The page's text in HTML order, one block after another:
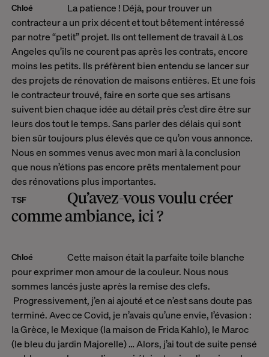
Chloé
La patience ! Déjà, pour trouver un
contracteur a un prix décent et tout bêtement intéressé
par notre “petit” projet. Ils ont tellement de travail à Los
Angeles qu’ils ne courent pas après les contrats, encore
moins les petits. Ils préfèrent bien entendu se lancer sur
des projets de rénovation de maisons entières. Et une fois
le contracteur trouvé, faire en sorte que ses artisans
suivent bien chaque idée au détail près c’est dire être sur
leurs dos tout le temps. Sans parler des délais qui sont
bien sûr toujours plus élevés que ce qu’on vous annonce.
Nous en sommes venus avec mon mari à la conclusion
que nous n’étions pas encore prêts mentalement pour
des rénovations plus importantes.
TSF
Qu’avez-vous voulu créer
comme ambiance, ici ?
Chloé
Cette maison était la parfaite toile blanche
pour exprimer mon amour de la couleur. Nous nous
sommes lancés juste après la remise des clefs.
Progressivement, j’en ai ajouté et ce n’est sans doute pas
terminé. Avec ce Covid, je n’avais qu’une envie, l’évasion :
la Grèce, le Mexique (la maison de Frida Kahlo), le Maroc
(le bleu du jardin Majorelle) … Alors, j’ai tout de suite pensé